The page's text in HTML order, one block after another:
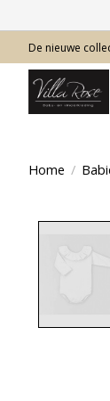
De nieuwe
Home /